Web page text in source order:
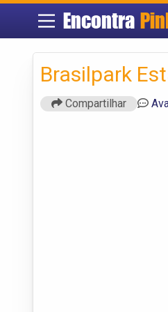
Encontra
Brasilpark
Compartilhar